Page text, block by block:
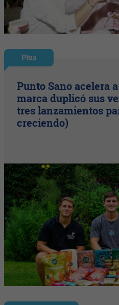
Plus
Punto Sano acelera
marca duplicó sus
tres lanzamientos
creciendo)